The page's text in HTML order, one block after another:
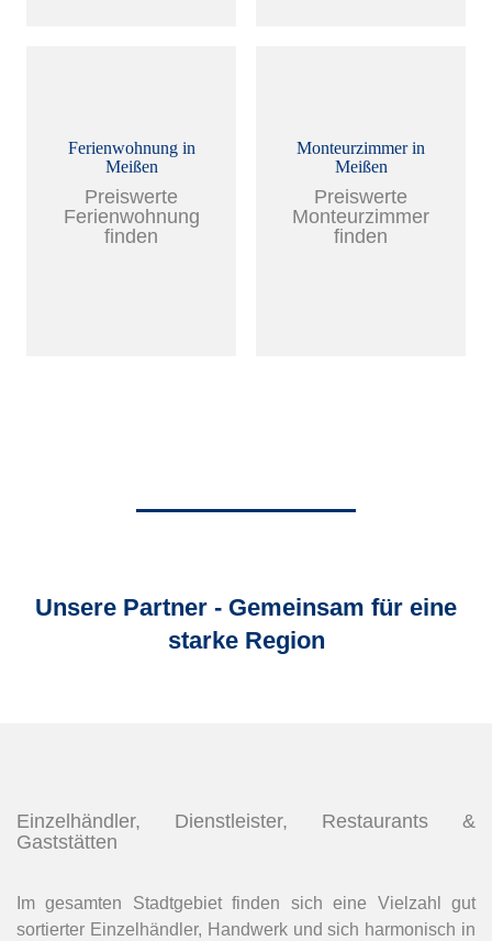
Ferienwohnung in
Meißen
Preiswerte
Ferienwohnung
finden
Monteurzimmer in
Meißen
Preiswerte
Monteurzimmer
finden
Unsere Partner - Gemeinsam für eine
starke Region
Einzelhändler, Dienstleister, Restaurants &
Gaststätten
Im gesamten Stadtgebiet finden sich eine Vielzahl gut
sortierter Einzelhändler, Handwerk und sich harmonisch in